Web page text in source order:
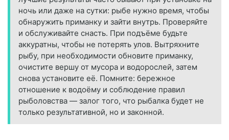
ночь или даже на сутки: рыбе нужно время, чтобы
обнаружить приманку и зайти внутрь. Проверяйте
и обслуживайте снасть. При подъёме будьте
аккуратны, чтобы не потерять улов. Вытряхните
рыбу, при необходимости обновите приманку,
очистите вершу от мусора и водорослей, затем
снова установите её. Помните: бережное
отношение к водоёму и соблюдение правил
рыболовства — залог того, что рыбалка будет не
только результативной, но и законной.